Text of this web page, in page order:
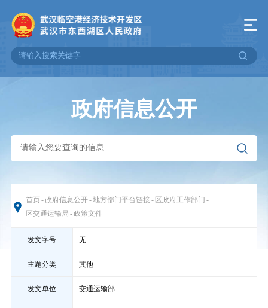
政府信息公开
首页-政府信息公开-地方部门平台链接- 区政府工作部门 -
区交通运输局 -政策文件
发文字号 无
主题分类 其他
发文单位 交通运输部